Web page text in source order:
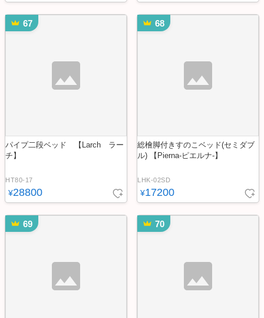
67
パイプ二段ベッド 【Larch ラー
チ】
HT80-17
¥28800
68
総檜脚付きすのこベッド(セミダブ
ル) 【Pierna-ピエルナ-】
LHK-02SD
¥17200
69 70